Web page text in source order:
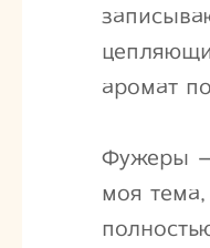
аромат
Фужеры
моя